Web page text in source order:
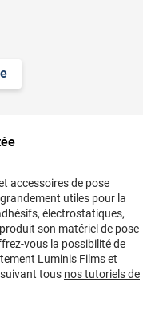
accessoires de pose
utiles pour la
électrostatiques,
son matériel de pose
vous la possibilité de
Luminis Films et
tous nos tutoriels de